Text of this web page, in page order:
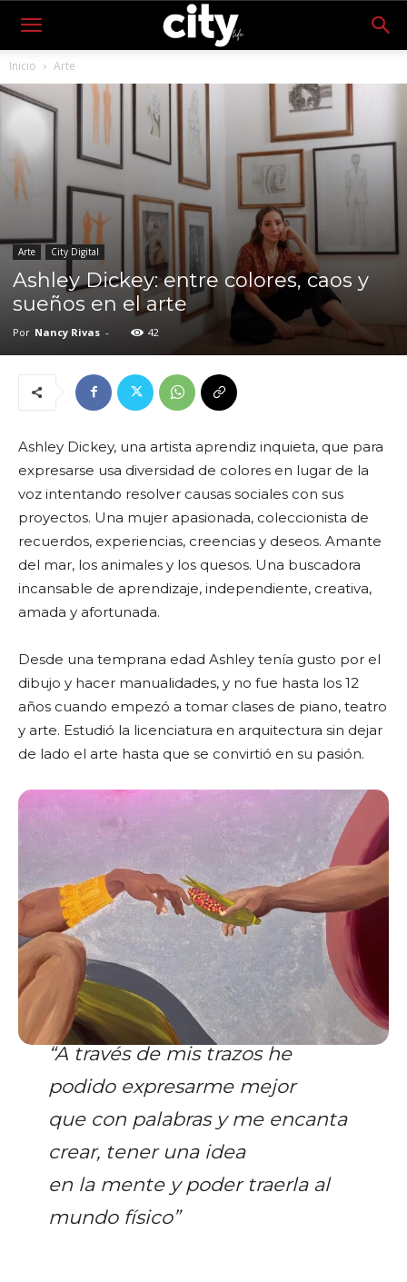
Inicio Arte
Arte City Digital
Ashley Dickey: entre colores, caos y
sueños en el arte
Por Nancy Rivas - 42
Ashley Dickey, una artista aprendiz inquieta, que para
expresarse usa diversidad de colores en lugar de la
voz intentando resolver causas sociales con sus
proyectos. Una mujer apasionada, coleccionista de
recuerdos, experiencias, creencias y deseos. Amante
del mar, los animales y los quesos. Una buscadora
incansable de aprendizaje, independiente, creativa,
amada y afortunada.
Desde una temprana edad Ashley tenía gusto por el
dibujo y hacer manualidades, y no fue hasta los 12
años cuando empezó a tomar clases de piano, teatro
y arte. Estudió la licenciatura en arquitectura sin dejar
de lado el arte hasta que se convirtió en su pasión.
“A través de mis trazos he
podido expresarme mejor
que con palabras y me encanta
crear, tener una idea
en la mente y poder traerla al
mundo físico”